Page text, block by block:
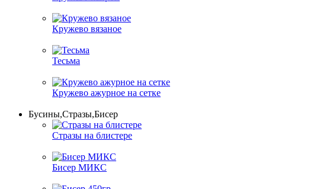
Кружево вязаное
Тесьма
Кружево ажурное на сетке
Бусины,Стразы,Бисер
Стразы на блистере
Бисер МИКС